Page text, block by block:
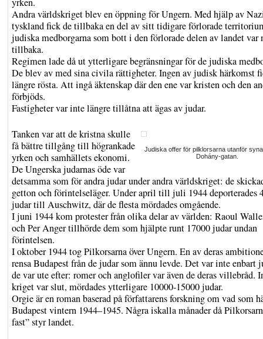
Andra världskriget blev en öppning för Ungern. Med hjälp av
tyskland fick de tillbaka en del av sitt tidigare förlorade
judiska medborgarna som bott i den förlorade delen av landet var
tillbaka.
Regimen lade då ut ytterligare begränsningar för de judiska
De blev av med sina civila rättigheter. Ingen av judisk härkomst
längre rösta. Att ingå äktenskap där den ene var kristen och den
förbjöds.
Fastigheter var inte längre tillåtna att ägas av judar.
Judiska offer för pilklorsarna utanför
Dohány-gatan.
Tanken var att de kristna skulle
få bättre tillgång till högrankade
yrken och samhällets ekonomi.
De Ungerska judarnas öde var
detsamma som för andra judar under andra världskriget: de
getton och förintelseläger. Under april till juli 1944 deporterades
judar till Auschwitz, där de flesta mördades omgående.
I juni 1944 kom protester från olika delar av världen: Raoul
och Per Anger tillhörde dem som hjälpte runt 17000 judar undan
förintelsen.
I oktober 1944 tog Pilkorsarna över Ungern. En av deras
rensa Budapest från de judar som ännu levde. Det var inte enbart
de var ute efter: romer och anglofiler var även de deras villebråd.
kriget var slut, mördades ytterligare 10000-15000 judar.
Orgie är en roman baserad på författarens forskning om vad som
Budapest vintern 1944–1945. Några iskalla månader då
fast” styr landet.